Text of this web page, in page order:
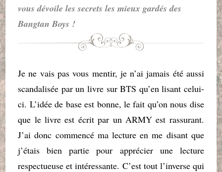
vous dévoile les secrets les mieux gardés des
Bangtan Boys !
Je ne vais pas vous mentir, je n’ai jamais été aussi
scandalisée par un livre sur BTS qu’en lisant celui-
ci. L’idée de base est bonne, le fait qu’on nous dise
que le livre est écrit par un ARMY est rassurant.
J’ai donc commencé ma lecture en me disant que
j’étais bien partie pour apprécier une lecture
respectueuse et intéressante. C’est tout l’inverse qui